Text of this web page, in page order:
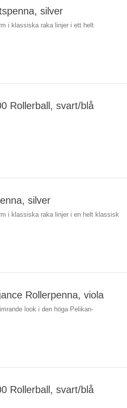
silver
i klassiska raka linjer i ett helt
Rollerball, svart/blå
silver
i klassiska raka linjer i en helt klassisk
Rollerpenna, viola
look i den höga Pelikan-
Rollerball, svart/blå